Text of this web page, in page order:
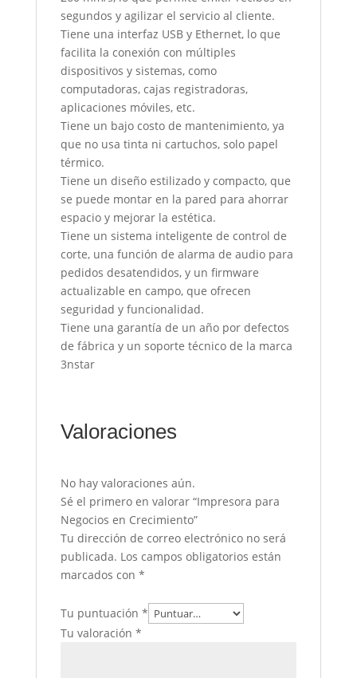
segundos y agilizar el servicio al cliente.
Tiene una interfaz USB y Ethernet, lo que
facilita la conexión con múltiples
dispositivos y sistemas, como
computadoras, cajas registradoras,
aplicaciones móviles, etc.
Tiene un bajo costo de mantenimiento, ya
que no usa tinta ni cartuchos, solo papel
térmico.
Tiene un diseño estilizado y compacto, que
se puede montar en la pared para ahorrar
espacio y mejorar la estética.
Tiene un sistema inteligente de control de
corte, una función de alarma de audio para
pedidos desatendidos, y un firmware
actualizable en campo, que ofrecen
seguridad y funcionalidad.
Tiene una garantía de un año por defectos
de fábrica y un soporte técnico de la marca
3nstar
Valoraciones
No hay valoraciones aún.
Sé el primero en valorar “Impresora para
Negocios en Crecimiento”
Tu dirección de correo electrónico no será
publicada. Los campos obligatorios están
marcados con *
Tu puntuación *
Tu valoración *